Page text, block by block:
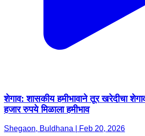
शेगाव: शासकीय हमीभावाने तूर खरेदीचा
हजार रुपये मिळाला हमीभाव
Shegaon, Buldhana | Feb 20, 2026